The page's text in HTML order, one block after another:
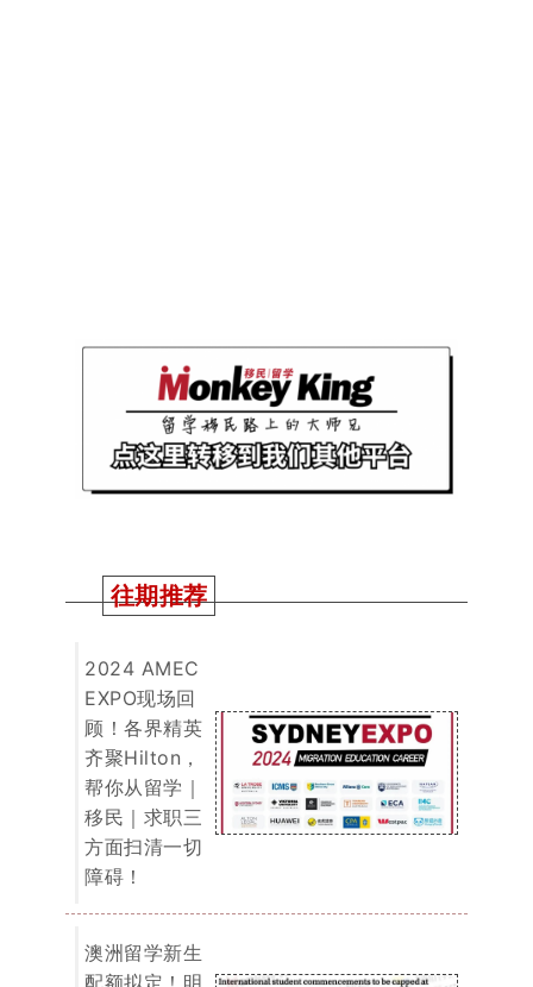
齐聚Hilton，
帮你从留学｜
移民｜求职三
方面扫清一切
障碍！
配额拟定！明
年开始只能招
定好谁能分得
大头呢？
一文搞懂！今
年境外申请人
移民澳洲机遇
在哪！如何规
满建议收藏慢